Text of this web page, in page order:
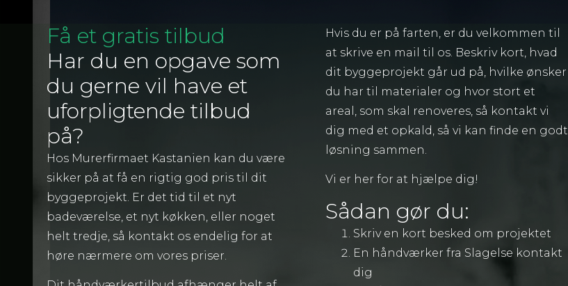
Få et gratis tilbud
Har du en opgave som
du gerne vil have et
uforpligtende tilbud
på?
Hos Murerfirmaet Kastanien kan du være
sikker på at få en rigtig god pris til dit
byggeprojekt. Er det tid til et nyt
badeværelse, et nyt køkken, eller noget
helt tredje, så kontakt os endelig for at
høre nærmere om vores priser.
Hvis du er på farten, er du velkommen til
at skrive en mail til os. Beskriv kort, hvad
dit byggeprojekt går ud på, hvilke ønsker
du har til materialer og hvor stort et
areal, som skal renoveres, så kontakt vi
dig med et opkald, så vi kan finde en godt
løsning sammen.
Vi er her for at hjælpe dig!
Sådan gør du:
Skriv en kort besked om projektet
En håndværker fra Slagelse kontakt
dig